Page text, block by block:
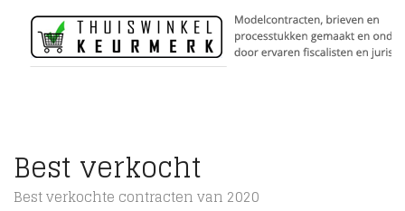
Best verkocht
Best verkochte contracten van 2020